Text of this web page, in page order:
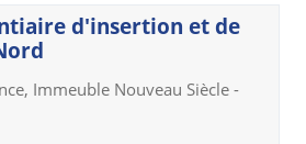
d'insertion et de
Immeuble Nouveau Siècle -